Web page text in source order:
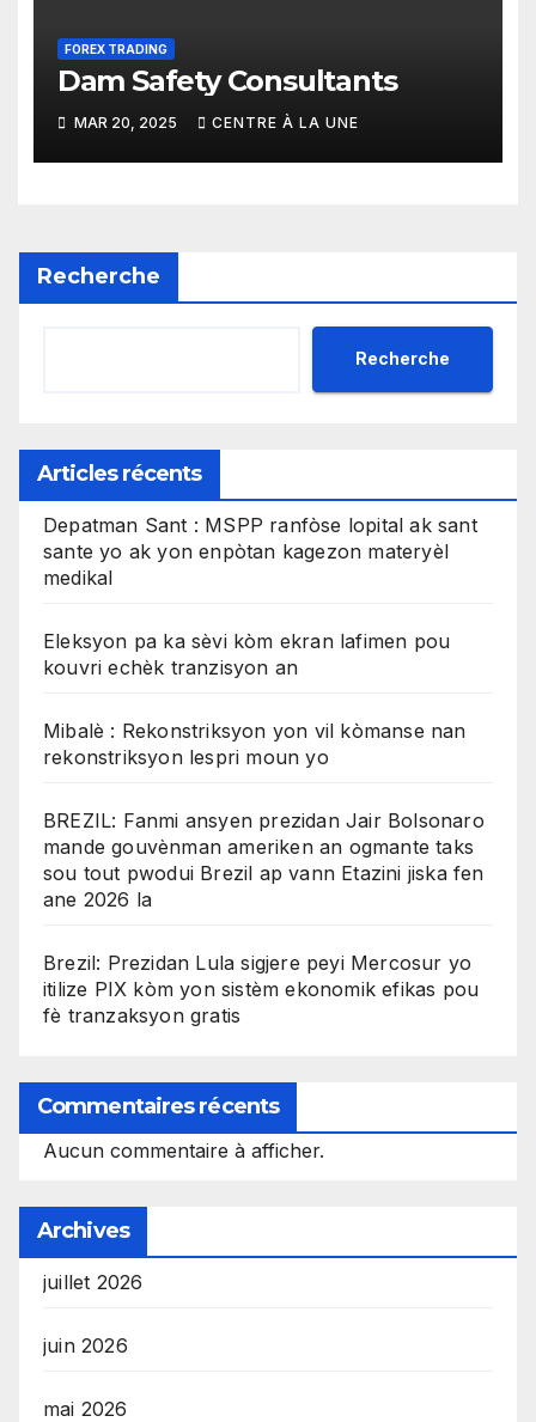
FOREX TRADING
Dam Safety Consultants
MAR 20, 2025 CENTRE À LA UNE
Recherche
Recherche
Articles récents
Depatman Sant : MSPP ranfòse lopital ak sant
sante yo ak yon enpòtan kagezon materyèl
medikal
Eleksyon pa ka sèvi kòm ekran lafimen pou
kouvri echèk tranzisyon an
Mibalè : Rekonstriksyon yon vil kòmanse nan
rekonstriksyon lespri moun yo
BREZIL: Fanmi ansyen prezidan Jair Bolsonaro
mande gouvènman ameriken an ogmante taks
sou tout pwodui Brezil ap vann Etazini jiska fen
ane 2026 la
Brezil: Prezidan Lula sigjere peyi Mercosur yo
itilize PIX kòm yon sistèm ekonomik efikas pou
fè tranzaksyon gratis
Commentaires récents
Aucun commentaire à afficher.
Archives
juillet 2026
juin 2026
mai 2026